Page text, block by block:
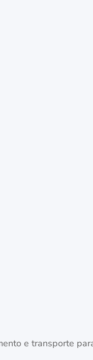
e transporte